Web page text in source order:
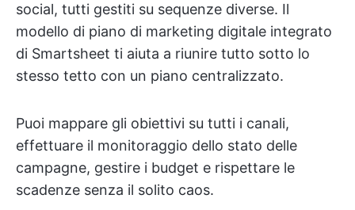
social, tutti gestiti su sequenze diverse. Il
modello di piano di marketing digitale integrato
di Smartsheet ti aiuta a riunire tutto sotto lo
stesso tetto con un piano centralizzato.
Puoi mappare gli obiettivi su tutti i canali,
effettuare il monitoraggio dello stato delle
campagne, gestire i budget e rispettare le
scadenze senza il solito caos.